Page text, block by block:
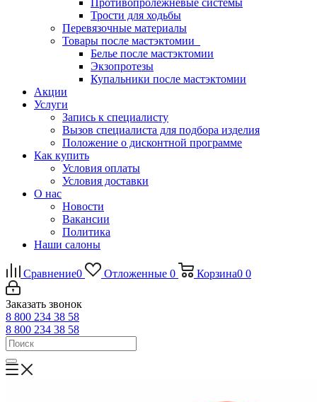
Противопролежневые системы
Трости для ходьбы
Перевязочные материалы
Товары после мастэктомии
Белье после мастэктомии
Экзопротезы
Купальники после мастэктомии
Акции
Услуги
Запись к специалисту
Вызов специалиста для подбора изделия
Положение о дисконтной программе
Как купить
Условия оплаты
Условия доставки
О нас
Новости
Вакансии
Политика
Наши салоны
Сравнение0 Отложенные 0 Корзина0 0
Заказать звонок
8 800 234 38 58
8 800 234 38 58